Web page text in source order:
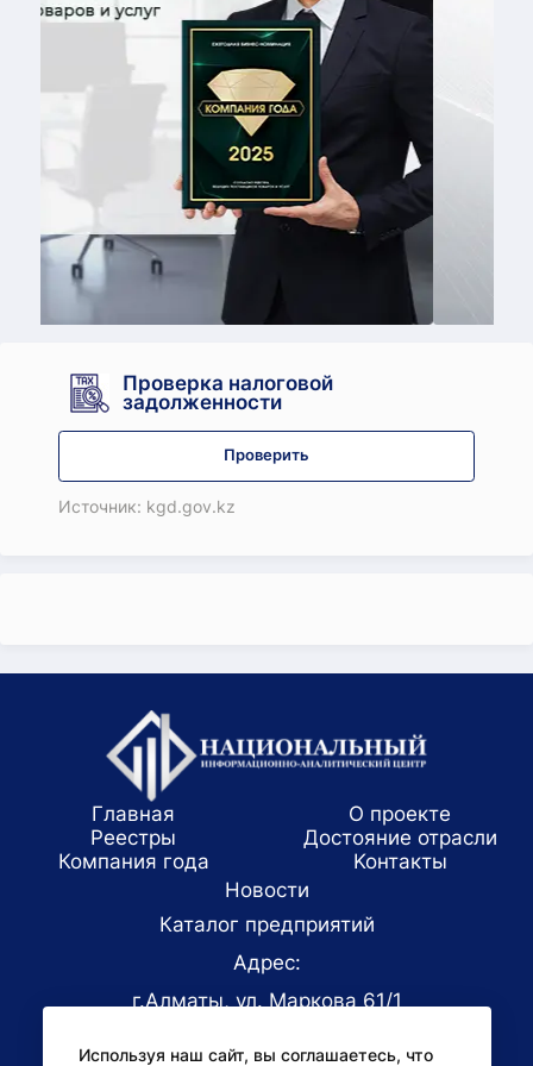
Проверка налоговой
задолженности
Проверить
Источник: kgd.gov.kz
Используя наш сайт, вы соглашаетесь, что
Главная
О проекте
Реестры
Достояние отрасли
Компания года
Koнтaкты
Новости
Каталог предприятий
Адрес:
г.Алматы, ул. Маркова 61/1